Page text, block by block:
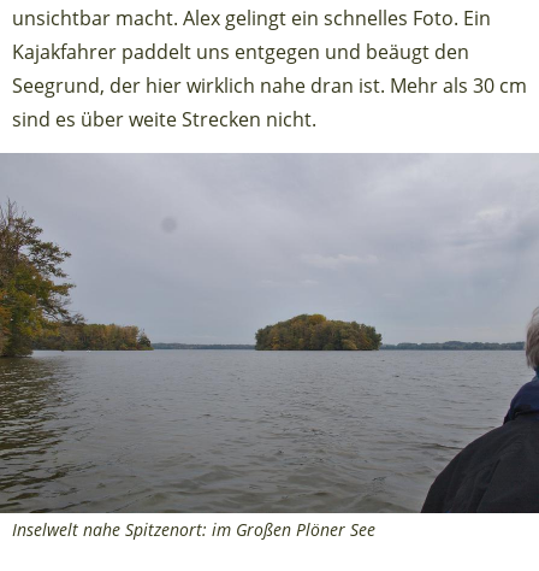
unsichtbar macht. Alex gelingt ein schnelles Foto. Ein
Kajakfahrer paddelt uns entgegen und beäugt den
Seegrund, der hier wirklich nahe dran ist. Mehr als 30 cm
sind es über weite Strecken nicht.
Inselwelt nahe Spitzenort: im Großen Plöner See